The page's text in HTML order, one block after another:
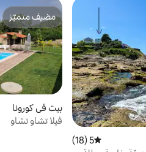
الضيوف
متوسط التقييم 5 من 5، 18 مراجعات
5 (18)
مضيف متميّز
مضيف متميّز
بيت في كورونا
فيلا تشاو تشاو